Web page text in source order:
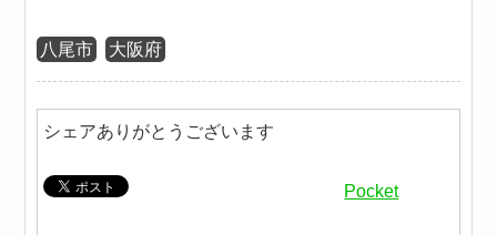
八尾市 大阪府
シェアありがとうございます
Pocket